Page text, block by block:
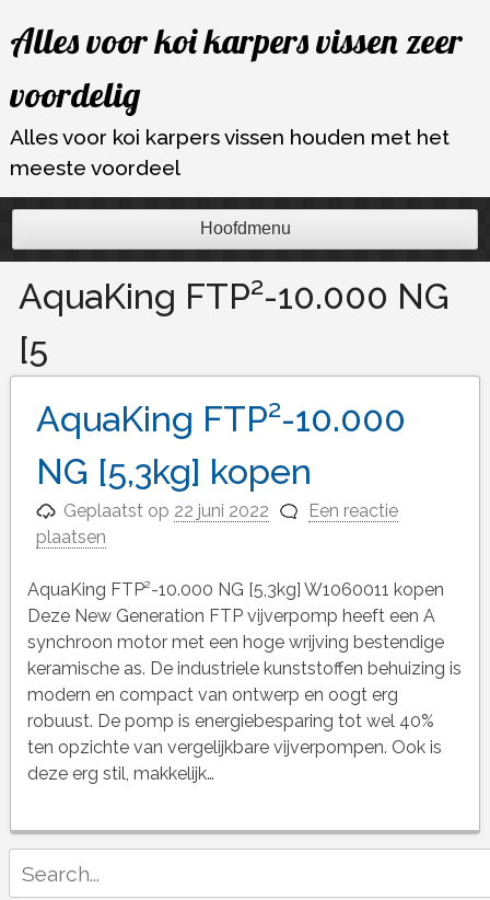
naar
inhoud
Alles voor koi karpers vissen zeer
voordelig
Alles voor koi karpers vissen houden met het
meeste voordeel
Hoofdmenu
AquaKing FTP²-10.000 NG
[5
AquaKing FTP²-10.000
NG [5,3kg] kopen
Geplaatst op 22 juni 2022
Een reactie
plaatsen
AquaKing FTP²-10.000 NG [5,3kg] W1060011 kopen
Deze New Generation FTP vijverpomp heeft een A
synchroon motor met een hoge wrijving bestendige
keramische as. De industriele kunststoffen behuizing is
modern en compact van ontwerp en oogt erg
robuust. De pomp is energiebesparing tot wel 40%
ten opzichte van vergelijkbare vijverpompen. Ook is
deze erg stil, makkelijk…
for: